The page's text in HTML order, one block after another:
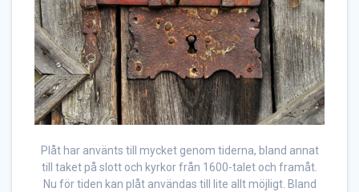
Plåt har använts till mycket genom tiderna, bland annat
till taket på slott och kyrkor från 1600-talet och framåt.
Nu för tiden kan plåt användas till lite allt möjligt. Bland